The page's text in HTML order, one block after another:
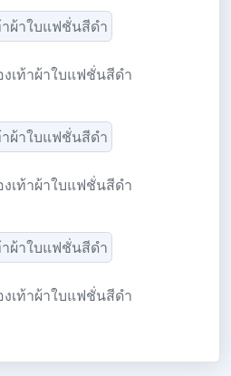
เท้าผ้าใบแฟชั่นสีดำ
เท้าผ้าใบแฟชั่นสีดำ
เท้าผ้าใบแฟชั่นสีดำ